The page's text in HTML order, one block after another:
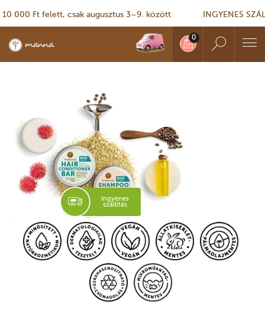
000 Ft felett, csak augusztus 3–9. között INGYENES
Ingyenes
szállítás